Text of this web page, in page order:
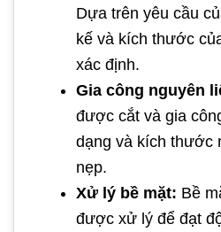
Dựa trên yêu cầu
kế và kích thước
xác định.
Gia công nguyên
được cắt và gia
dạng và kích thước
nẹp.
Xử lý bề mặt: Bề
được xử lý để đạt